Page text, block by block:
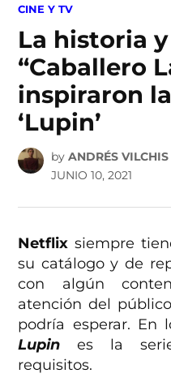
POSTED
CINE Y TV
La historia
“Caballero
inspiraron
‘Lupin’
by ANDRÉS VILCHIS
JUNIO 10, 2021
Netflix siempre
su catálogo y de
con algún
atención del
podría esperar. En
Lupin es la
requisitos.